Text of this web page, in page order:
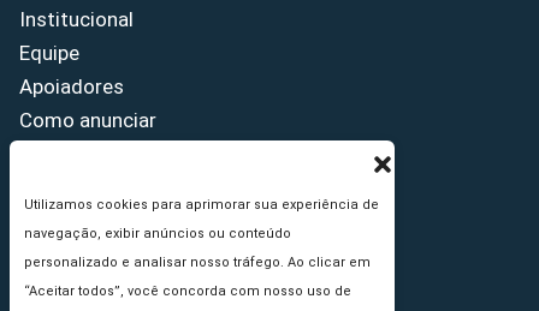
Utilizamos cookies para aprimorar sua experiência de
navegação, exibir anúncios ou conteúdo
personalizado e analisar nosso tráfego. Ao clicar em
“Aceitar todos”, você concorda com nosso uso de
Institucional
Equipe
Apoiadores
Como anunciar
Princípios Editoriais